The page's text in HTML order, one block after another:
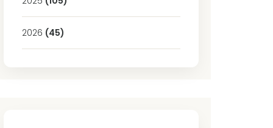
2026 (45)